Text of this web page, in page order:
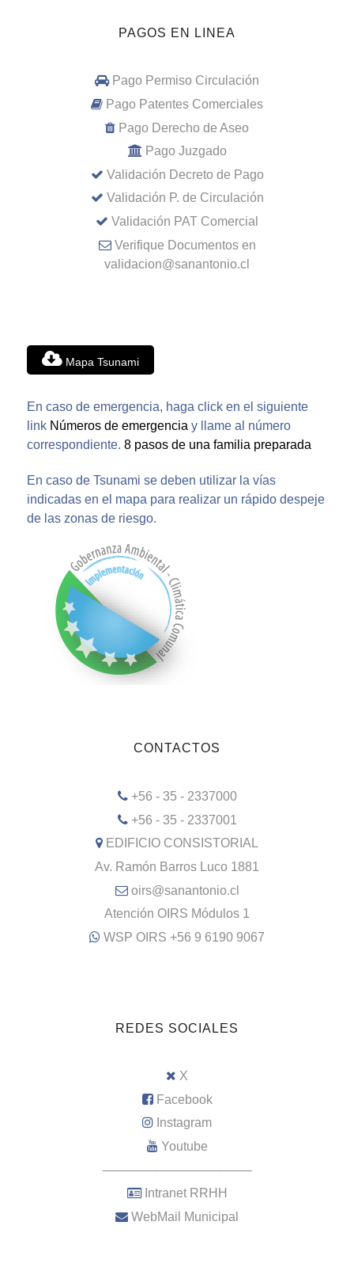
PAGOS EN LINEA
Pago Permiso Circulación
Pago Patentes Comerciales
Pago Derecho de Aseo
Pago Juzgado
Validación Decreto de Pago
Validación P. de Circulación
Validación PAT Comercial
Verifique Documentos en
validacion@sanantonio.cl
Mapa Tsunami
En caso de emergencia, haga click en el siguiente
link Números de emergencia y llame al número
correspondiente. 8 pasos de una familia preparada
En caso de Tsunami se deben utilizar la vías
indicadas en el mapa para realizar un rápido despeje
de las zonas de riesgo.
CONTACTOS
+56 - 35 - 2337000
+56 - 35 - 2337001
EDIFICIO CONSISTORIAL
Av. Ramón Barros Luco 1881
oirs@sanantonio.cl
Atención OIRS Módulos 1
WSP OIRS +56 9 6190 9067
REDES SOCIALES
X
Facebook
Instagram
Youtube
–––––––––––––––––––––
Intranet RRHH
WebMail Municipal